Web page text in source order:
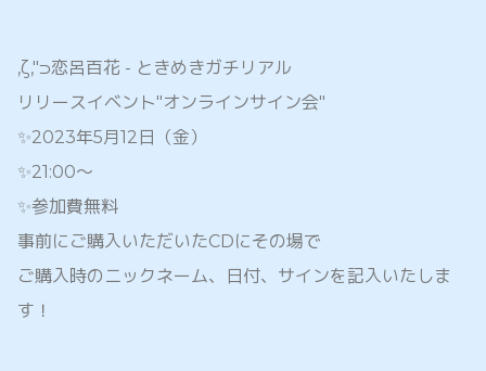
,ζ,"⊃恋呂百花 - ときめきガチリアル
リリースイベント"オンラインサイン会"
✨2023年5月12日（金）
✨21:00〜
✨参加費無料
事前にご購入いただいたCDにその場で
ご購入時のニックネーム、日付、サインを記入いたしま
す！